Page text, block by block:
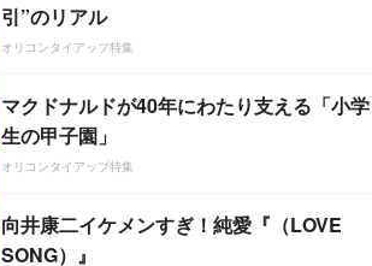
引”のリアル
オリコンタイアップ特集
マクドナルドが40年にわたり支える「小学
生の甲子園」
オリコンタイアップ特集
向井康二イケメンすぎ！純愛『（LOVE
SONG）』